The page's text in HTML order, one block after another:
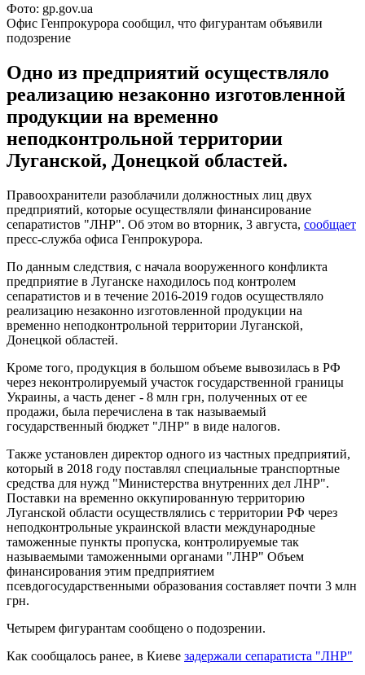
Фото: gp.gov.ua
Офис Генпрокурора сообщил, что фигурантам объявили
подозрение
Одно из предприятий осуществляло
реализацию незаконно изготовленной
продукции на временно
неподконтрольной территории
Луганской, Донецкой областей.
Правоохранители разоблачили должностных лиц двух
предприятий, которые осуществляли финансирование
сепаратистов "ЛНР". Об этом во вторник, 3 августа, сообщает
пресс-служба офиса Генпрокурора.
По данным следствия, с начала вооруженного конфликта
предприятие в Луганске находилось под контролем
сепаратистов и в течение 2016-2019 годов осуществляло
реализацию незаконно изготовленной продукции на
временно неподконтрольной территории Луганской,
Донецкой областей.
Кроме того, продукция в большом объеме вывозилась в РФ
через неконтролируемый участок государственной границы
Украины, а часть денег - 8 млн грн, полученных от ее
продажи, была перечислена в так называемый
государственный бюджет "ЛНР" в виде налогов.
Также установлен директор одного из частных предприятий,
который в 2018 году поставлял специальные транспортные
средства для нужд "Министерства внутренних дел ЛНР".
Поставки на временно оккупированную территорию
Луганской области осуществлялись с территории РФ через
неподконтрольные украинской власти международные
таможенные пункты пропуска, контролируемые так
называемыми таможенными органами "ЛНР" Объем
финансирования этим предприятием
псевдогосударственными образования составляет почти 3 млн
грн.
Четырем фигурантам сообщено о подозрении.
Как сообщалось ранее, в Киеве задержали сепаратиста "ЛНР"